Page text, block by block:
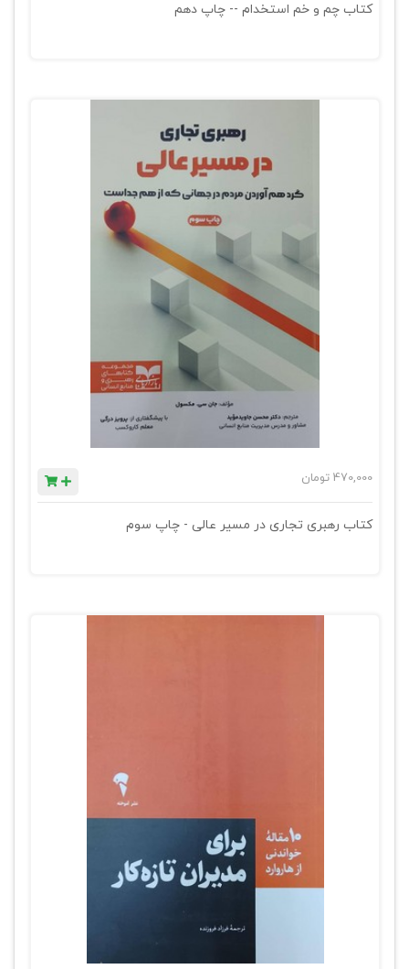
کتاب چم و خم استخدام -- چاپ دهم
470,000 تومان
کتاب رهبری تجاری در مسیر عالی - چاپ سوم